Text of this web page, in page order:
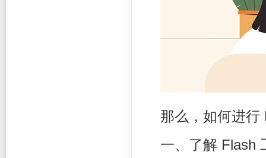
那么，如何进行
一、了解 Flash